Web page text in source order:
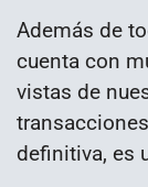
Además de
cuenta con
vistas de
definitiva, es